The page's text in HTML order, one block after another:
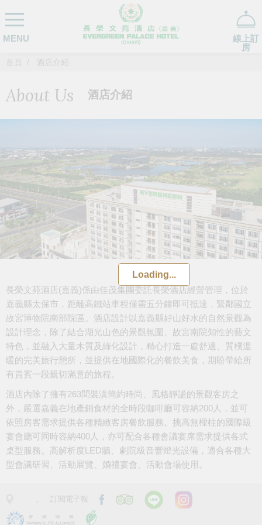
Loading...
MENU
線上訂
房
首頁 酒店介紹
About Us 酒店介紹
長榮文苑酒店(嘉義)係由佳茂集團委託長榮酒店經營管理，位於
嘉義縣太保市，距離高鐵站車程僅需五分鐘即可抵達，緊鄰國立
故宮博物院南部院區。酒店設計以嘉義縣好山好水的自然景觀為
設計理念，除了結合湖光山色的景觀氛圍、故宮南院知性的藝文
特色，並融入大量木質及綠化設計，精心打造一處舒適、質樸溫
暖的完美旅行憩所，並提供在地國際化的餐飲美食，期盼帶給所
有貴賓一段親切滿意的旅程。
酒店內除了擁有263間裝潢簡約時尚、風格靜謐的景觀客房之
外，嚴選嘉義在地產銷食材的全時段咖啡廳可容納200人，並可
依照房客需求提供各種精緻客房餐飲服務。挑高無樑柱的國際級
宴會廳可同時容納400人，亦可配合各種會議宴席需求提供各式
桌型服務。高解析度LED牆、劇院級音響燈光設備，適合各種大
型會議研習、活動展覽、婚禮宴會、活動會場使用。
訂閱電子報